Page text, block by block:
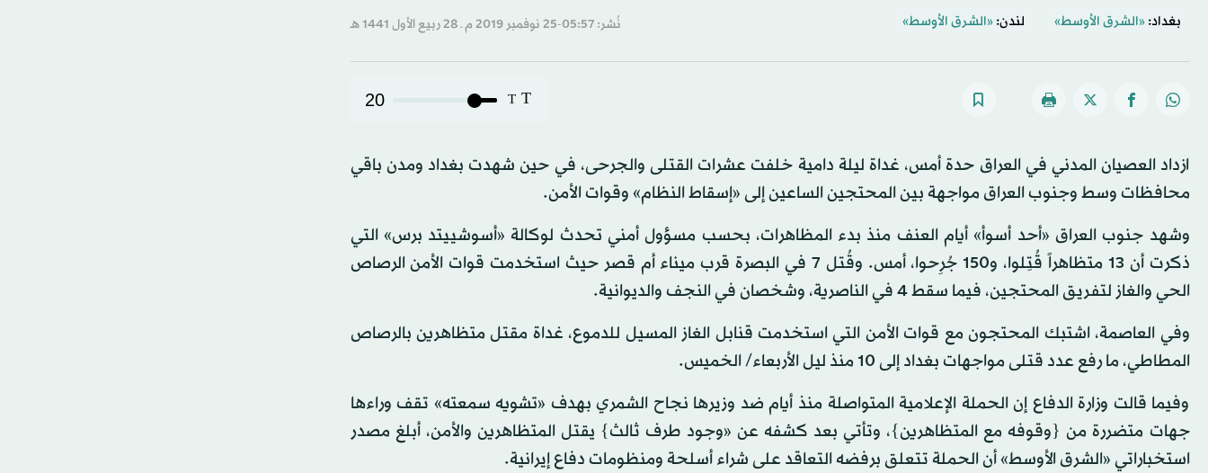
بغداد: «الشرق الأوسط» لندن: «الشرق الأوسط» نُشر: 05:57-25 نوفمبر 2019 م ـ 28 ربيع الأول 1441 هـ
T
T
20
ازداد العصيان المدني في العراق حدة أمس، غداة ليلة دامية خلفت عشرات القتلى والجرحى، في حين شهدت بغداد ومدن باقي
محافظات وسط وجنوب العراق مواجهة بين المحتجين الساعين إلى «إسقاط النظام» وقوات الأمن.
وشهد جنوب العراق «أحد أسوأ» أيام العنف منذ بدء المظاهرات، بحسب مسؤول أمني تحدث لوكالة «أسوشييتد برس» التي
ذكرت أن 13 متظاهراً قُتِلوا، و150 جُرِحوا، أمس. وقُتل 7 في البصرة قرب ميناء أم قصر حيث استخدمت قوات الأمن الرصاص
الحي والغاز لتفريق المحتجين، فيما سقط 4 في الناصرية، وشخصان في النجف والديوانية.
وفي العاصمة، اشتبك المحتجون مع قوات الأمن التي استخدمت قنابل الغاز المسيل للدموع، غداة مقتل متظاهرين بالرصاص
المطاطي، ما رفع عدد قتلى مواجهات بغداد إلى 10 منذ ليل الأربعاء/ الخميس.
وفيما قالت وزارة الدفاع إن الحملة الإعلامية المتواصلة منذ أيام ضد وزيرها نجاح الشمري بهدف «تشويه سمعته» تقف وراءها
جهات متضررة من {وقوفه مع المتظاهرين}، وتأتي بعد كشفه عن «وجود طرف ثالث} يقتل المتظاهرين والأمن، أبلغ مصدر
استخباراتي «الشرق الأوسط» أن الحملة تتعلق برفضه التعاقد على شراء أسلحة ومنظومات دفاع إيرانية.